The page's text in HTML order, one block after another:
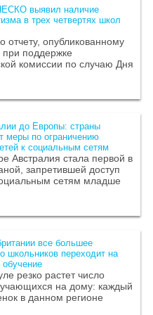
выявил наличие
в трех четвертях школ
отчету, опубликованному
поддержке
комиссии по случаю Дня
до Европы: страны
меры по ограничению
к социальным сетям
Австралия стала первой в
запретившей доступ
сетям младше
все большее
школьников переходит на
резко растет число
на дому: каждый
в данном регионе